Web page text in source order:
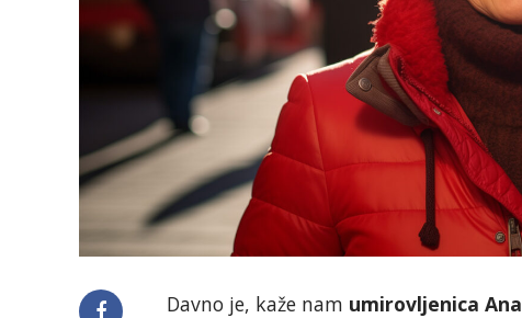
Davno je, kaže nam umirovljenica Ana